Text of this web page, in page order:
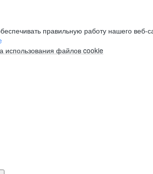
правильную работу нашего веб-
использования файлов cookie